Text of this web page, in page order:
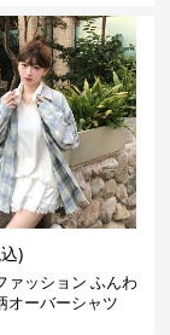
)
ァッション ふんわ
オーバーシャツ